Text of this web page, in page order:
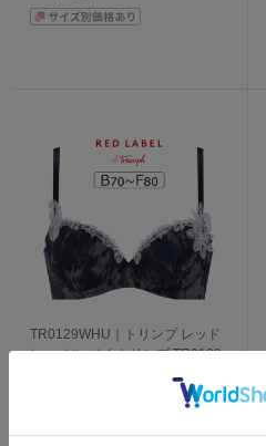
TR0129WHU｜トリンプ レッド
レーベル バイ トリンプ TR0129
シリーズ ブラジャー単品 BCDEF
カップ アンダー65/70/75/80cm
425pt獲得